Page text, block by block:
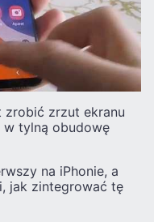
zrobić zrzut ekranu
w tylną obudowę
na iPhonie, a
jak zintegrować tę